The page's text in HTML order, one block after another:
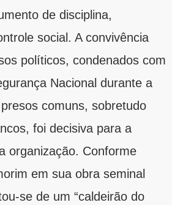
de disciplina,
social. A convivência
políticos, condenados com
Nacional durante a
comuns, sobretudo
foi decisiva para a
organização. Conforme
em sua obra seminal
se de um “caldeirão do